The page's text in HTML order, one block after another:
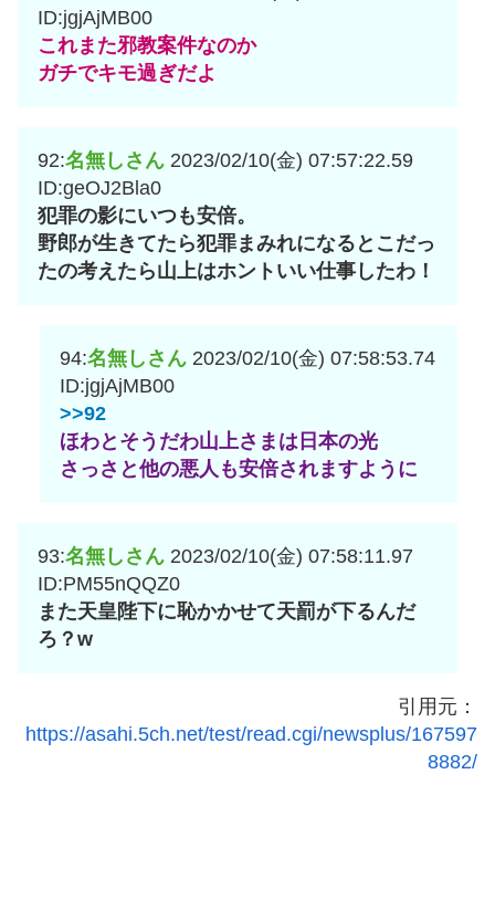
ID:jgjAjMB00
これまた邪教案件なのか
ガチでキモ過ぎだよ
92:名無しさん 2023/02/10(金) 07:57:22.59
ID:geOJ2Bla0
犯罪の影にいつも安倍。
野郎が生きてたら犯罪まみれになるとこだっ
たの考えたら山上はホントいい仕事したわ！
94:名無しさん 2023/02/10(金) 07:58:53.74
ID:jgjAjMB00
>>92
ほわとそうだわ山上さまは日本の光
さっさと他の悪人も安倍されますように
93:名無しさん 2023/02/10(金) 07:58:11.97
ID:PM55nQQZ0
また天皇陛下に恥かかせて天罰が下るんだ
ろ？w
引用元：
https://asahi.5ch.net/test/read.cgi/newsplus/167597
8882/